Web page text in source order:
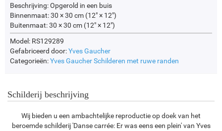
Beschrijving:Opgerold in een buis
Binnenmaat:30 × 30 cm (12" × 12")
Buitenmaat:30 × 30 cm (12" × 12")
Model: RS129289
Gefabriceerd door:Yves Gaucher
Categorieën:Yves GaucherSchilderen met ruwe randen
Schilderij beschrijving
Wij bieden u een ambachtelijke reproductie op doek van het
beroemde schilderij 'Danse carrée: Er was eens een plein' van Yves